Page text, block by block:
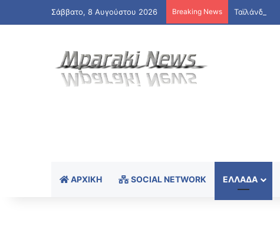
Σάββατο, 8 Αυγούστου 2026 Breaking News
ΑΡΧΙΚΉ SOCIAL NETWORK ΕΛΛΆΔΑ